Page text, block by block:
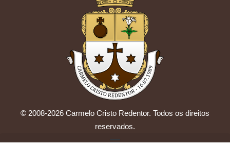
© 2008-2026 Carmelo Cristo Redentor. Todos os direitos
reservados.